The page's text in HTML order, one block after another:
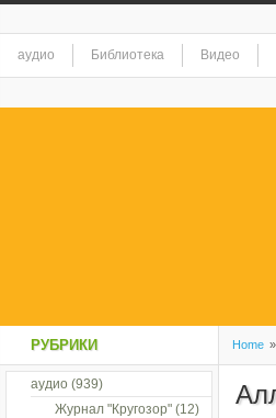
аудио Библиотека Видео
Home »
РУБРИКИ
аудио (939)
Журнал "Кругозор"(12)